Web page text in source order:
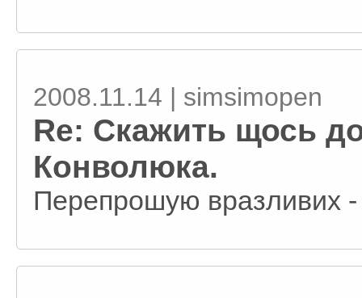
2008.11.14 | simsimopen
Re: Скажить щось
Конволюка.
Перепрошую вразливих